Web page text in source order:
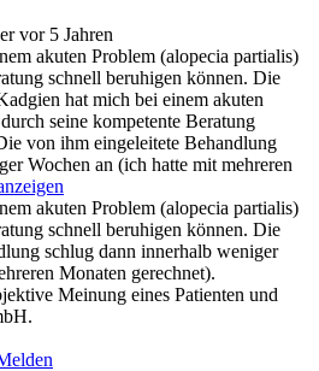
vor 5 Jahren
akuten Problem (alopecia partialis)
schnell beruhigen können. Die
hat mich bei einem akuten
seine kompetente Beratung
von ihm eingeleitete Behandlung
Wochen an (ich hatte mit mehreren
akuten Problem (alopecia partialis)
schnell beruhigen können. Die
schlug dann innerhalb weniger
Monaten gerechnet).
Meinung eines Patienten und